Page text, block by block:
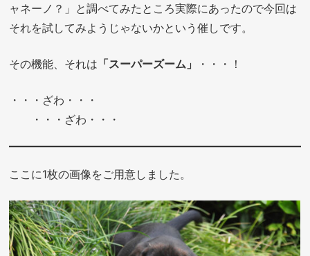
ャネーノ？」と調べてみたところ実際にあったので今回は
それを試してみようじゃないかという催しです。
その機能、それは 「スーパーズーム」 ・・・！
・・・ざわ・・・
・・・ざわ・・・
ここに1枚の画像をご用意しました。